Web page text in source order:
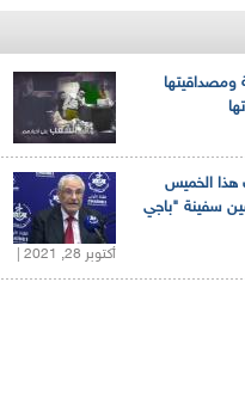
ومصداقيتها
أكتوبر 28, 2021 |
هذا الخميس
سفينة "باجي